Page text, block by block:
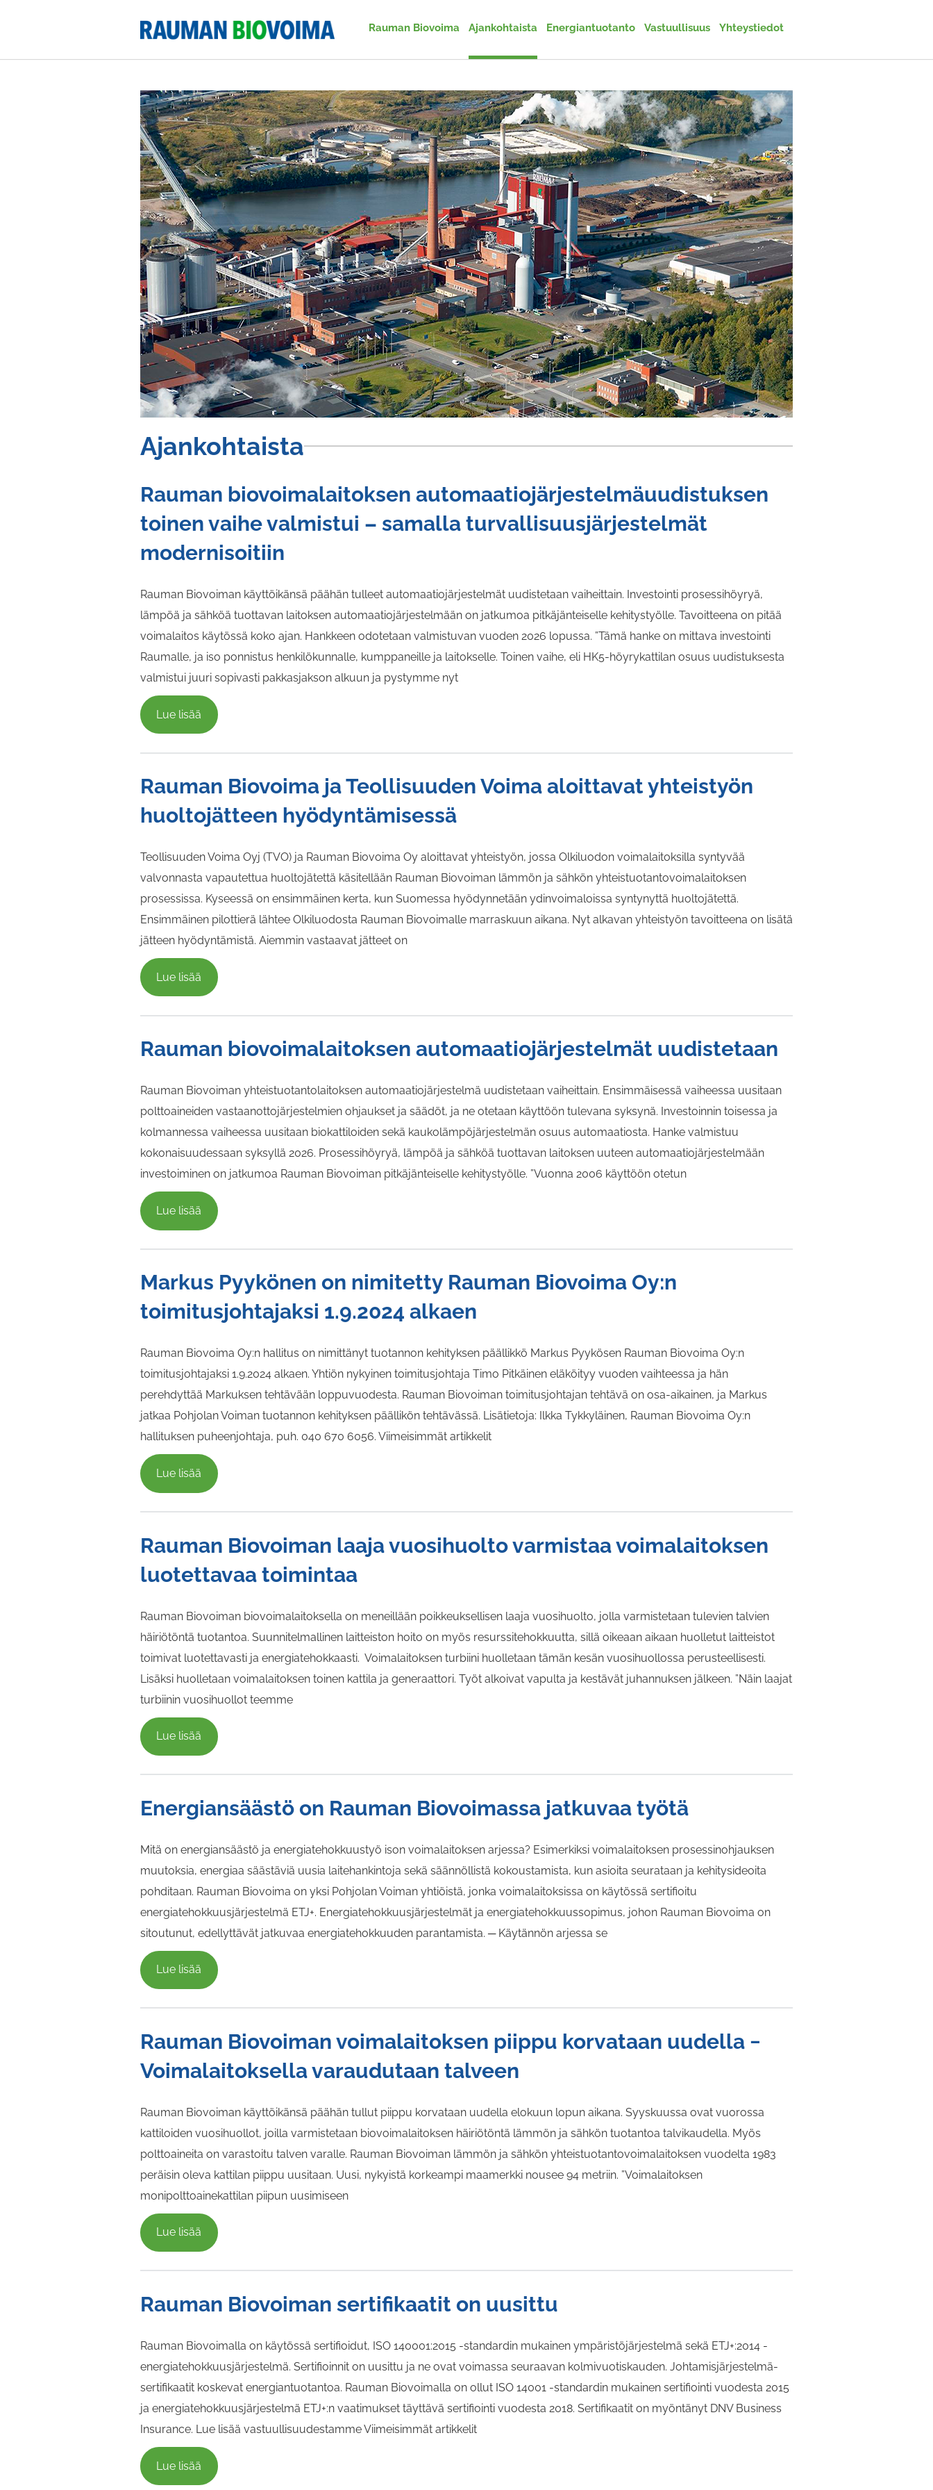
Rauman Biovoima Ajankohtaista Energiantuotanto Vastuullisuus Yhteystiedot
Ajankohtaista
Rauman biovoimalaitoksen automaatiojärjestelmäuudistuksen
toinen vaihe valmistui – samalla turvallisuusjärjestelmät
modernisoitiin
Rauman Biovoiman käyttöikänsä päähän tulleet automaatiojärjestelmät uudistetaan vaiheittain. Investointi prosessihöyryä,
lämpöä ja sähköä tuottavan laitoksen automaatiojärjestelmään on jatkumoa pitkäjänteiselle kehitystyölle. Tavoitteena on pitää
voimalaitos käytössä koko ajan. Hankkeen odotetaan valmistuvan vuoden 2026 lopussa. ”Tämä hanke on mittava investointi
Raumalle, ja iso ponnistus henkilökunnalle, kumppaneille ja laitokselle. Toinen vaihe, eli HK5-höyrykattilan osuus uudistuksesta
valmistui juuri sopivasti pakkasjakson alkuun ja pystymme nyt
Lue lisää
Rauman Biovoima ja Teollisuuden Voima aloittavat yhteistyön
huoltojätteen hyödyntämisessä
Teollisuuden Voima Oyj (TVO) ja Rauman Biovoima Oy aloittavat yhteistyön, jossa Olkiluodon voimalaitoksilla syntyvää
valvonnasta vapautettua huoltojätettä käsitellään Rauman Biovoiman lämmön ja sähkön yhteistuotantovoimalaitoksen
prosessissa. Kyseessä on ensimmäinen kerta, kun Suomessa hyödynnetään ydinvoimaloissa syntynyttä huoltojätettä.
Ensimmäinen pilottierä lähtee Olkiluodosta Rauman Biovoimalle marraskuun aikana. Nyt alkavan yhteistyön tavoitteena on lisätä
jätteen hyödyntämistä. Aiemmin vastaavat jätteet on
Lue lisää
Rauman biovoimalaitoksen automaatiojärjestelmät uudistetaan
Rauman Biovoiman yhteistuotantolaitoksen automaatiojärjestelmä uudistetaan vaiheittain. Ensimmäisessä vaiheessa uusitaan
polttoaineiden vastaanottojärjestelmien ohjaukset ja säädöt, ja ne otetaan käyttöön tulevana syksynä. Investoinnin toisessa ja
kolmannessa vaiheessa uusitaan biokattiloiden sekä kaukolämpöjärjestelmän osuus automaatiosta. Hanke valmistuu
kokonaisuudessaan syksyllä 2026. Prosessihöyryä, lämpöä ja sähköä tuottavan laitoksen uuteen automaatiojärjestelmään
investoiminen on jatkumoa Rauman Biovoiman pitkäjänteiselle kehitystyölle. ”Vuonna 2006 käyttöön otetun
Lue lisää
Markus Pyykönen on nimitetty Rauman Biovoima Oy:n
toimitusjohtajaksi 1.9.2024 alkaen
Rauman Biovoima Oy:n hallitus on nimittänyt tuotannon kehityksen päällikkö Markus Pyykösen Rauman Biovoima Oy:n
toimitusjohtajaksi 1.9.2024 alkaen. Yhtiön nykyinen toimitusjohtaja Timo Pitkäinen eläköityy vuoden vaihteessa ja hän
perehdyttää Markuksen tehtävään loppuvuodesta. Rauman Biovoiman toimitusjohtajan tehtävä on osa-aikainen, ja Markus
jatkaa Pohjolan Voiman tuotannon kehityksen päällikön tehtävässä. Lisätietoja: Ilkka Tykkyläinen, Rauman Biovoima Oy:n
hallituksen puheenjohtaja, puh. 040 670 6056. Viimeisimmät artikkelit
Lue lisää
Rauman Biovoiman laaja vuosihuolto varmistaa voimalaitoksen
luotettavaa toimintaa
Rauman Biovoiman biovoimalaitoksella on meneillään poikkeuksellisen laaja vuosihuolto, jolla varmistetaan tulevien talvien
häiriötöntä tuotantoa. Suunnitelmallinen laitteiston hoito on myös resurssitehokkuutta, sillä oikeaan aikaan huolletut laitteistot
toimivat luotettavasti ja energiatehokkaasti. Voimalaitoksen turbiini huolletaan tämän kesän vuosihuollossa perusteellisesti.
Lisäksi huolletaan voimalaitoksen toinen kattila ja generaattori. Työt alkoivat vapulta ja kestävät juhannuksen jälkeen. ”Näin laajat
turbiinin vuosihuollot teemme
Lue lisää
Energiansäästö on Rauman Biovoimassa jatkuvaa työtä
Mitä on energiansäästö ja energiatehokkuustyö ison voimalaitoksen arjessa? Esimerkiksi voimalaitoksen prosessinohjauksen
muutoksia, energiaa säästäviä uusia laitehankintoja sekä säännöllistä kokoustamista, kun asioita seurataan ja kehitysideoita
pohditaan. Rauman Biovoima on yksi Pohjolan Voiman yhtiöistä, jonka voimalaitoksissa on käytössä sertifioitu
energiatehokkuusjärjestelmä ETJ+. Energiatehokkuusjärjestelmät ja energiatehokkuussopimus, johon Rauman Biovoima on
sitoutunut, edellyttävät jatkuvaa energiatehokkuuden parantamista. ─ Käytännön arjessa se
Lue lisää
Rauman Biovoiman voimalaitoksen piippu korvataan uudella −
Voimalaitoksella varaudutaan talveen
Rauman Biovoiman käyttöikänsä päähän tullut piippu korvataan uudella elokuun lopun aikana. Syyskuussa ovat vuorossa
kattiloiden vuosihuollot, joilla varmistetaan biovoimalaitoksen häiriötöntä lämmön ja sähkön tuotantoa talvikaudella. Myös
polttoaineita on varastoitu talven varalle. Rauman Biovoiman lämmön ja sähkön yhteistuotantovoimalaitoksen vuodelta 1983
peräisin oleva kattilan piippu uusitaan. Uusi, nykyistä korkeampi maamerkki nousee 94 metriin. ”Voimalaitoksen
monipolttoainekattilan piipun uusimiseen
Lue lisää
Rauman Biovoiman sertifikaatit on uusittu
Rauman Biovoimalla on käytössä sertifioidut, ISO 140001:2015 -standardin mukainen ympäristöjärjestelmä sekä ETJ+:2014 -
energiatehokkuusjärjestelmä. Sertifioinnit on uusittu ja ne ovat voimassa seuraavan kolmivuotiskauden. Johtamisjärjestelmä-
sertifikaatit koskevat energiantuotantoa. Rauman Biovoimalla on ollut ISO 14001 -standardin mukainen sertifiointi vuodesta 2015
ja energiatehokkuusjärjestelmä ETJ+:n vaatimukset täyttävä sertifiointi vuodesta 2018. Sertifikaatit on myöntänyt DNV Business
Insurance. Lue lisää vastuullisuudestamme Viimeisimmät artikkelit
Lue lisää